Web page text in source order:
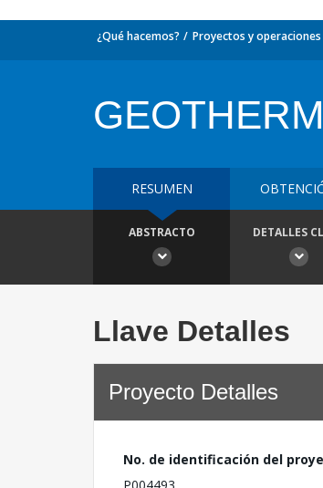
¿Qué hacemos? Proyectos y operaciones
RESUMEN
ABSTRACTO DETALLES
Llave Detalles
Proyecto Detalles
No. de identificación del